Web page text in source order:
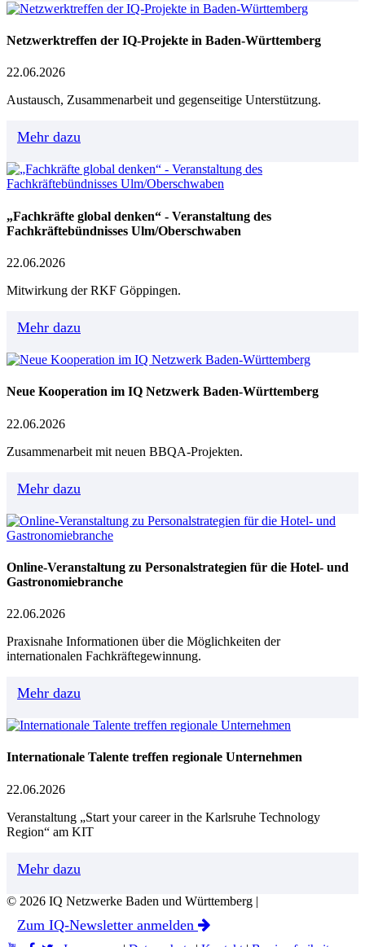
Netzwerktreffen der IQ-Projekte in Baden-Württemberg
22.06.2026
Austausch, Zusammenarbeit und gegenseitige Unterstützung.
Mehr dazu
„Fachkräfte global denken“ - Veranstaltung des
Fachkräftebündnisses Ulm/Oberschwaben
22.06.2026
Mitwirkung der RKF Göppingen.
Mehr dazu
Neue Kooperation im IQ Netzwerk Baden-Württemberg
22.06.2026
Zusammenarbeit mit neuen BBQA-Projekten.
Mehr dazu
Online-Veranstaltung zu Personalstrategien für die Hotel- und
Gastronomiebranche
22.06.2026
Praxisnahe Informationen über die Möglichkeiten der
internationalen Fachkräftegewinnung.
Mehr dazu
Internationale Talente treffen regionale Unternehmen
22.06.2026
Veranstaltung „Start your career in the Karlsruhe Technology
Region“ am KIT
Mehr dazu
© 2026 IQ Netzwerke Baden und Württemberg |
Zum IQ-Newsletter anmelden